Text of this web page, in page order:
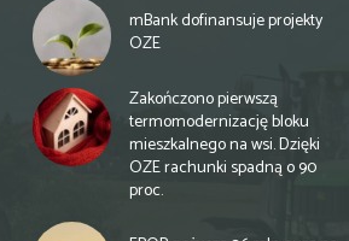
mBank dofinansuje projekty
OZE
Zakończono pierwszą
termomodernizację bloku
mieszkalnego na wsi. Dzięki
OZE rachunki spadną o 90
proc.